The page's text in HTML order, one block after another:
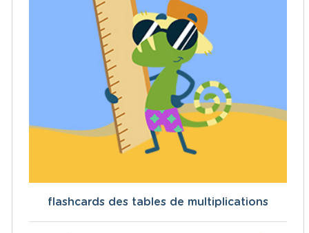
flashcards des tables de multiplications